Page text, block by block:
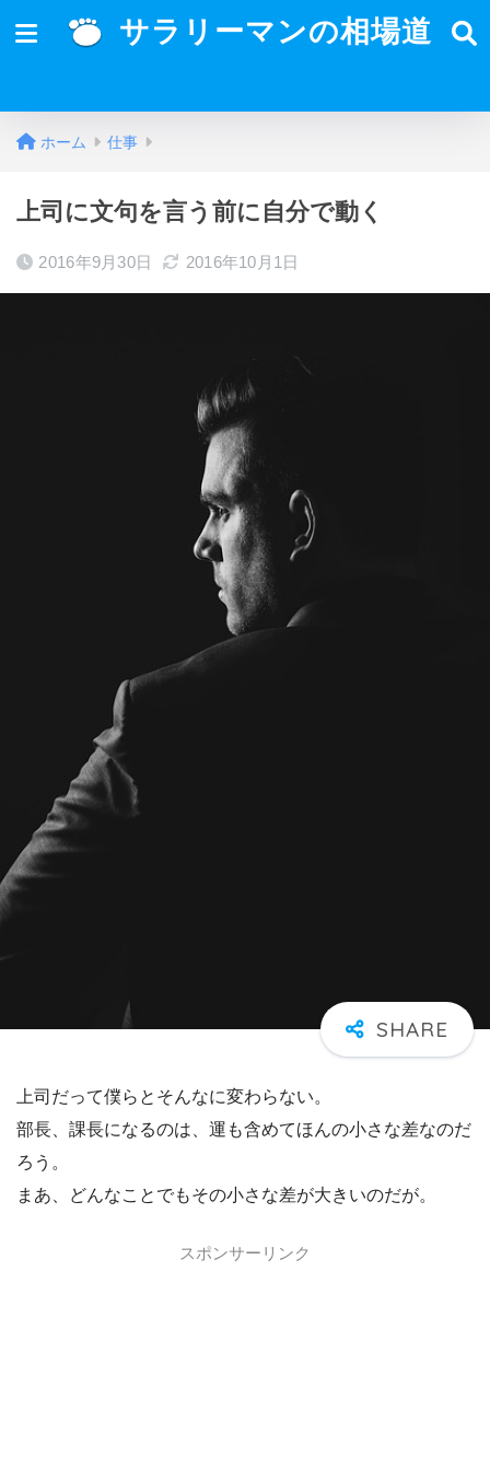
サラリーマンの相場道
ホーム 仕事
上司に文句を言う前に自分で動く
2016年9月30日 2016年10月1日
上司だって僕らとそんなに変わらない。
部長、課長になるのは、運も含めてほんの小さな差なのだ
ろう。
まあ、どんなことでもその小さな差が大きいのだが。
スポンサーリンク